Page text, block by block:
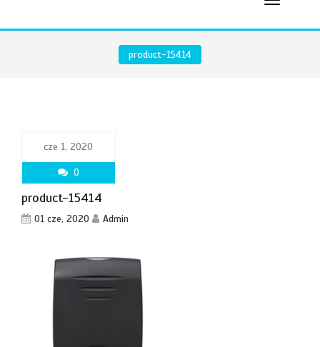
product-15414
cze 1, 2020
0
product-15414
01 cze, 2020 Admin